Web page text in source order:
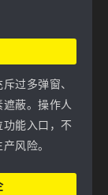
过多弹窗、
蔽。操作人
功能入口，不
风险。